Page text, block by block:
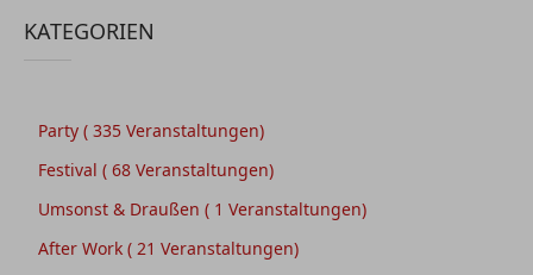
KATEGORIEN
Party ( 335 Veranstaltungen)
Festival ( 68 Veranstaltungen)
Umsonst & Draußen ( 1 Veranstaltungen)
After Work ( 21 Veranstaltungen)